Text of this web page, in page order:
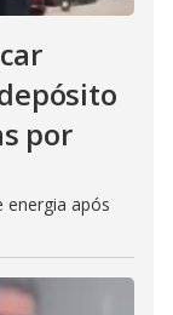
por
após